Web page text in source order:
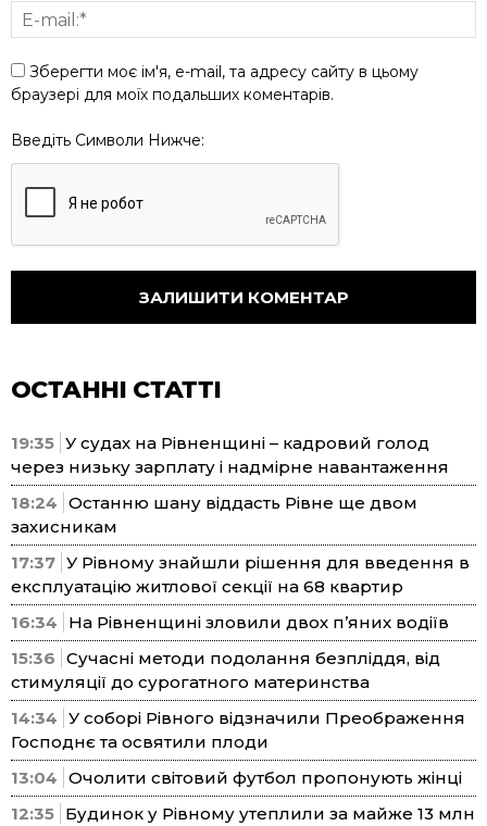
Зберегти моє ім'я, e-mail, та адресу сайту в цьому
браузері для моїх подальших коментарів.
Введіть Символи Нижче:
ОСТАННІ СТАТТІ
19:35 У судах на Рівненщині – кадровий голод
через низьку зарплату і надмірне навантаження
18:24 Останню шану віддасть Рівне ще двом
захисникам
17:37 У Рівному знайшли рішення для введення в
експлуатацію житлової секції на 68 квартир
16:34
На Рівненщині зловили двох п’яних водіїв
15:36 Сучасні методи подолання безпліддя, від
стимуляції до сурогатного материнства
14:34 У соборі Рівного відзначили Преображення
Господнє та освятили плоди
13:04 Очолити світовий футбол пропонують жінці
12:35 Будинок у Рівному утеплили за майже 13 млн